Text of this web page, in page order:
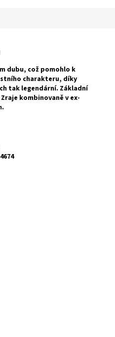
dubu, což pomohlo k
charakteru, díky
tak legendární. Základní
kombinovaně v ex-